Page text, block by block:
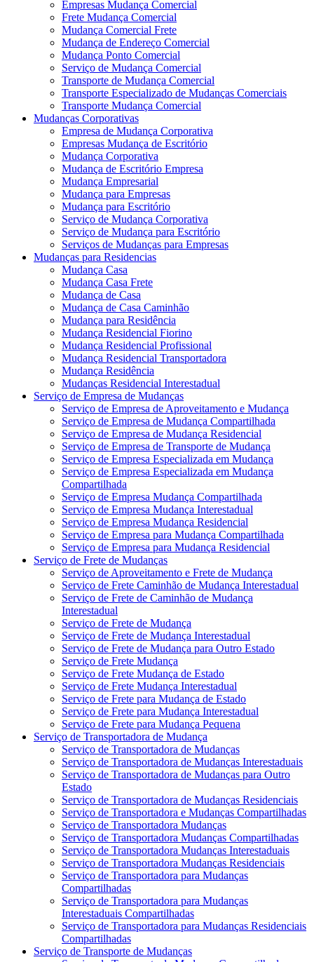
Empresas Mudança Comercial
Frete Mudança Comercial
Mudança Comercial Frete
Mudança de Endereço Comercial
Mudança Ponto Comercial
Serviço de Mudança Comercial
Transporte de Mudança Comercial
Transporte Especializado de Mudanças Comerciais
Transporte Mudança Comercial
Mudanças Corporativas
Empresa de Mudança Corporativa
Empresas Mudança de Escritório
Mudança Corporativa
Mudança de Escritório Empresa
Mudança Empresarial
Mudança para Empresas
Mudança para Escritório
Serviço de Mudança Corporativa
Serviço de Mudança para Escritório
Serviços de Mudanças para Empresas
Mudanças para Residencias
Mudança Casa
Mudança Casa Frete
Mudança de Casa
Mudança de Casa Caminhão
Mudança para Residência
Mudança Residencial Fiorino
Mudança Residencial Profissional
Mudança Residencial Transportadora
Mudança Residência
Mudanças Residencial Interestadual
Serviço de Empresa de Mudanças
Serviço de Empresa de Aproveitamento e Mudança
Serviço de Empresa de Mudança Compartilhada
Serviço de Empresa de Mudança Residencial
Serviço de Empresa de Transporte de Mudança
Serviço de Empresa Especializada em Mudança
Serviço de Empresa Especializada em Mudança
Compartilhada
Serviço de Empresa Mudança Compartilhada
Serviço de Empresa Mudança Interestadual
Serviço de Empresa Mudança Residencial
Serviço de Empresa para Mudança Compartilhada
Serviço de Empresa para Mudança Residencial
Serviço de Frete de Mudanças
Serviço de Aproveitamento e Frete de Mudança
Serviço de Frete Caminhão de Mudança Interestadual
Serviço de Frete de Caminhão de Mudança
Interestadual
Serviço de Frete de Mudança
Serviço de Frete de Mudança Interestadual
Serviço de Frete de Mudança para Outro Estado
Serviço de Frete Mudança
Serviço de Frete Mudança de Estado
Serviço de Frete Mudança Interestadual
Serviço de Frete para Mudança de Estado
Serviço de Frete para Mudança Interestadual
Serviço de Frete para Mudança Pequena
Serviço de Transportadora de Mudança
Serviço de Transportadora de Mudanças
Serviço de Transportadora de Mudanças Interestaduais
Serviço de Transportadora de Mudanças para Outro
Estado
Serviço de Transportadora de Mudanças Residenciais
Serviço de Transportadora e Mudanças Compartilhadas
Serviço de Transportadora Mudanças
Serviço de Transportadora Mudanças Compartilhadas
Serviço de Transportadora Mudanças Interestaduais
Serviço de Transportadora Mudanças Residenciais
Serviço de Transportadora para Mudanças
Compartilhadas
Serviço de Transportadora para Mudanças
Interestaduais Compartilhadas
Serviço de Transportadora para Mudanças Residenciais
Compartilhadas
Serviço de Transporte de Mudanças